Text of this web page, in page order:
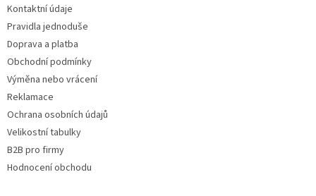
Kontaktní údaje
Pravidla jednoduše
Doprava a platba
Obchodní podmínky
Výměna nebo vrácení
Reklamace
Ochrana osobních údajů
Velikostní tabulky
B2B pro firmy
Hodnocení obchodu